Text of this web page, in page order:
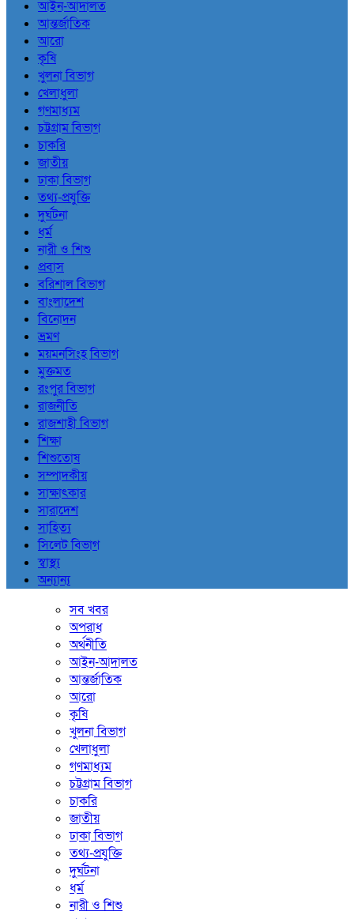
আইন-আদালত
আন্তর্জাতিক
আরো
কৃষি
খুলনা বিভাগ
খেলাধুলা
গণমাধ্যম
চট্টগ্রাম বিভাগ
চাকরি
জাতীয়
ঢাকা বিভাগ
তথ্য-প্রযুক্তি
দুর্ঘটনা
ধর্ম
নারী ও শিশু
প্রবাস
বরিশাল বিভাগ
বাংলাদেশ
বিনোদন
ভ্রমণ
ময়মনসিংহ বিভাগ
মুক্তমত
রংপুর বিভাগ
রাজনীতি
রাজশাহী বিভাগ
শিক্ষা
শিশুতোষ
সম্পাদকীয়
সাক্ষাৎকার
সারাদেশ
সাহিত্য
সিলেট বিভাগ
স্বাস্থ্য
অন্যান্য
সব খবর
অপরাধ
অর্থনীতি
আইন-আদালত
আন্তর্জাতিক
আরো
কৃষি
খুলনা বিভাগ
খেলাধুলা
গণমাধ্যম
চট্টগ্রাম বিভাগ
চাকরি
জাতীয়
ঢাকা বিভাগ
তথ্য-প্রযুক্তি
দুর্ঘটনা
ধর্ম
নারী ও শিশু